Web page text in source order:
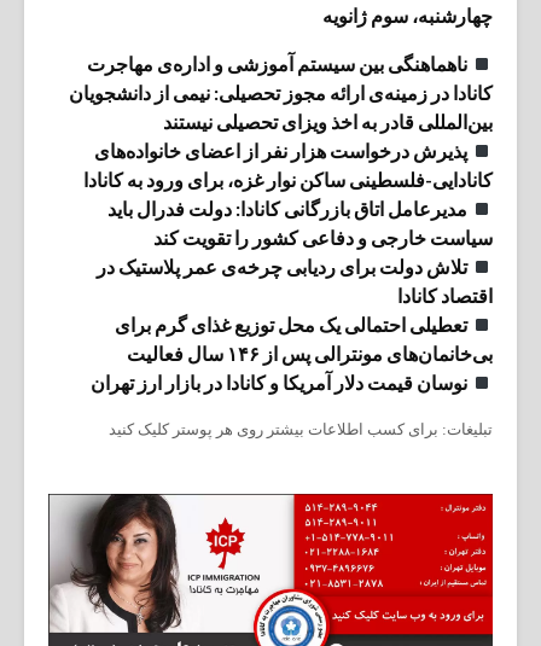
چهارشنبه، سوم ژانویه
ناهماهنگی بین سیستم آموزشی و اداره‌ی مهاجرت
کانادا در زمینه‌ی ارائه مجوز تحصیلی: نیمی از دانشجویان
بین‌المللی قادر به اخذ ویزای تحصیلی نیستند
پذیرش درخواست هزار نفر از اعضای خانواده‌های
کانادایی-فلسطینی ساکن نوار غزه، برای ورود به کانادا
مدیرعامل اتاق بازرگانی کانادا: دولت فدرال باید
سیاست خارجی و دفاعی کشور را تقویت کند
تلاش دولت برای ردیابی چرخه‌ی عمر پلاستیک در
اقتصاد کانادا
تعطیلی احتمالی یک محل توزیع غذای گرم برای
بی‌خانمان‌های مونترالی پس از ۱۴۶ سال فعالیت
نوسان قیمت دلار آمریکا و کانادا در بازار ارز تهران
تبلیغات: برای کسب اطلاعات بیشتر روی هر پوستر کلیک کنید